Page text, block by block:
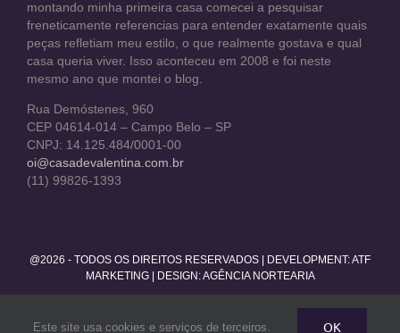
montando minha primeira casa comecei a pesquisar
freneticamente referencias para entender exatamente quais
peças refletiam meu estilo, o que realmente gostava e qual
casa queria viver. Isso aconteceu em 2008 e foi neste
mesmo ano que montei o blog.
Rua Demóstenes, 960
CEP 04614-014 – Campo Belo – SP
CNPJ: 14.125.484/0001-00
oi@casadevalentina.com.br
(11) 99826-1393
@2026 - TODOS OS DIREITOS RESERVADOS | DEVELOPMENT:ATF
MARKETING| DESIGN: AGÊNCIA NORTEARIA
FacebookTwitterInstagramPinterestYouTube
Este site usa cookies e serviços de terceiros. OK